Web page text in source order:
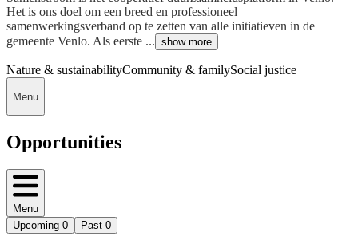
Het is ons doel om een breed en professioneel
samenwerkingsverband op te zetten van alle initiatieven in de
gemeente Venlo. Als eerste ... show more
Nature & sustainabilityCommunity & familySocial justice
Menu
Opportunities
Menu
Upcoming 0 Past 0